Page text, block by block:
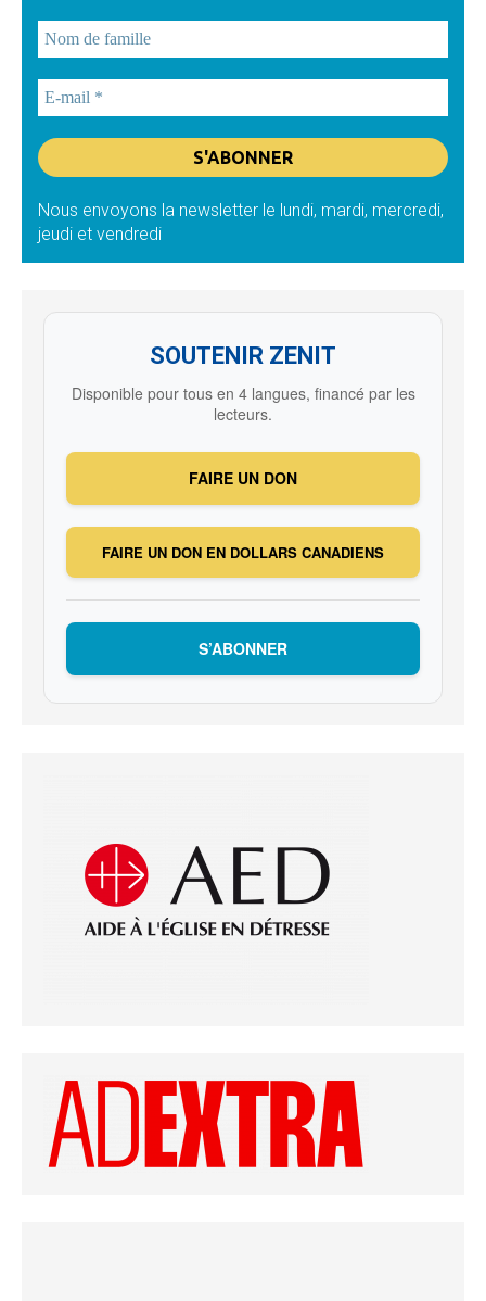
Nous envoyons la newsletter le lundi, mardi, mercredi,
jeudi et vendredi
SOUTENIR ZENIT
Disponible pour tous en 4 langues, financé par les
lecteurs.
FAIRE UN DON
FAIRE UN DON EN DOLLARS CANADIENS
S’ABONNER